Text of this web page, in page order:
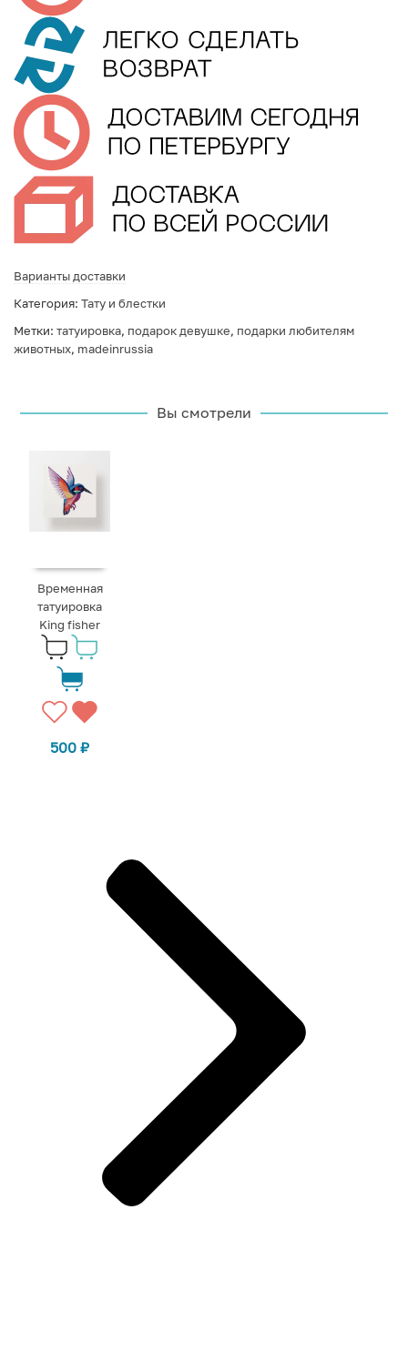
Варианты доставки
Категория: Тату и блестки
Метки: татуировка, подарок девушке, подарки любителям
животных, madeinrussia
Вы смотрели
Временная
татуировка
King fisher
500₽